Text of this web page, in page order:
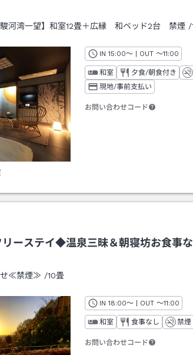
駿河湾一望】和室12畳＋広縁 和ベッド2台 禁煙/
IN チェックイン
15:00～ | OUT チェックア
～11:00
和室 夕食/朝食付き
現地/事前支払い
お問い合わせコード
ーステイ◆温泉三昧＆朝寝坊お食事
せ≪禁煙≫ /10畳
IN チェックイン
18:00～ | OUT チェックア
～11:00
和室 食事なし 禁煙
お問い合わせコード